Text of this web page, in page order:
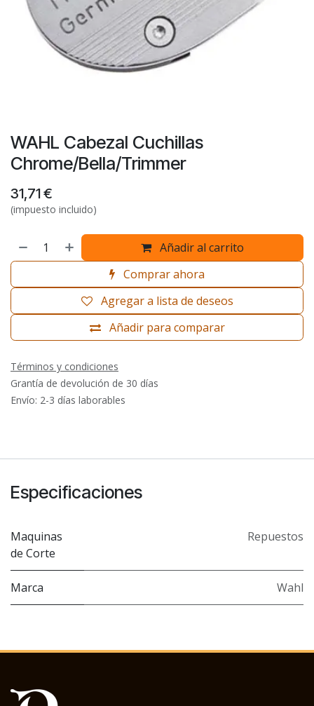
WAHL Cabezal Cuchillas
Chrome/Bella/Trimmer
31,71€
(impuesto incluido)
Añadir al carrito
Comprar ahora
Añadir para comparar
Agregar a lista de deseos
Términos y condiciones
Grantía de devolución de 30 días
Envío: 2-3 días laborables
Especificaciones
Maquinas
de Corte
Repuestos
Marca Wahl